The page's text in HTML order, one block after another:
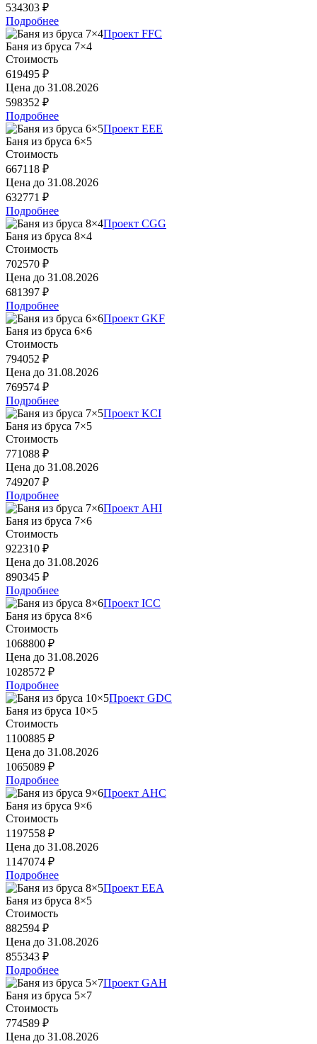
534303 ₽
Подробнее
Проект FFC
Баня из бруса 7×4
Стоимость
619495 ₽
Цена до 31.08.2026
598352 ₽
Подробнее
Проект EEE
Баня из бруса 6×5
Стоимость
667118 ₽
Цена до 31.08.2026
632771 ₽
Подробнее
Проект CGG
Баня из бруса 8×4
Стоимость
702570 ₽
Цена до 31.08.2026
681397 ₽
Подробнее
Проект GKF
Баня из бруса 6×6
Стоимость
794052 ₽
Цена до 31.08.2026
769574 ₽
Подробнее
Проект KCI
Баня из бруса 7×5
Стоимость
771088 ₽
Цена до 31.08.2026
749207 ₽
Подробнее
Проект AHI
Баня из бруса 7×6
Стоимость
922310 ₽
Цена до 31.08.2026
890345 ₽
Подробнее
Проект ICC
Баня из бруса 8×6
Стоимость
1068800 ₽
Цена до 31.08.2026
1028572 ₽
Подробнее
Проект GDC
Баня из бруса 10×5
Стоимость
1100885 ₽
Цена до 31.08.2026
1065089 ₽
Подробнее
Проект AHC
Баня из бруса 9×6
Стоимость
1197558 ₽
Цена до 31.08.2026
1147074 ₽
Подробнее
Проект EEA
Баня из бруса 8×5
Стоимость
882594 ₽
Цена до 31.08.2026
855343 ₽
Подробнее
Проект GAH
Баня из бруса 5×7
Стоимость
774589 ₽
Цена до 31.08.2026